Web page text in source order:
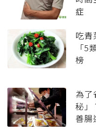
症
吃青
「
榜
為了
秘」
善腸